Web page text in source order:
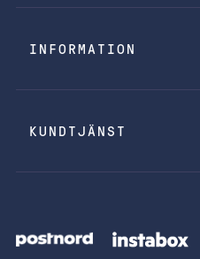
INFORMATION
KUNDTJÄNST